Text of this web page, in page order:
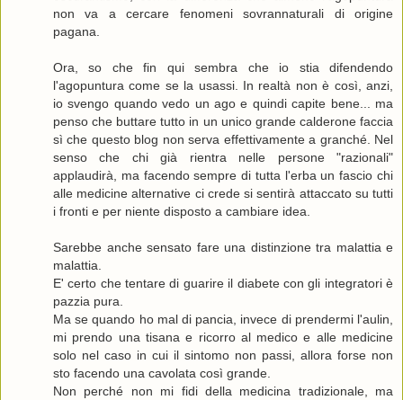
non va a cercare fenomeni sovrannaturali di origine
pagana.
Ora, so che fin qui sembra che io stia difendendo
l'agopuntura come se la usassi. In realtà non è così, anzi,
io svengo quando vedo un ago e quindi capite bene... ma
penso che buttare tutto in un unico grande calderone faccia
sì che questo blog non serva effettivamente a granché. Nel
senso che chi già rientra nelle persone "razionali"
applaudirà, ma facendo sempre di tutta l'erba un fascio chi
alle medicine alternative ci crede si sentirà attaccato su tutti
i fronti e per niente disposto a cambiare idea.
Sarebbe anche sensato fare una distinzione tra malattia e
malattia.
E' certo che tentare di guarire il diabete con gli integratori è
pazzia pura.
Ma se quando ho mal di pancia, invece di prendermi l'aulin,
mi prendo una tisana e ricorro al medico e alle medicine
solo nel caso in cui il sintomo non passi, allora forse non
sto facendo una cavolata così grande.
Non perché non mi fidi della medicina tradizionale, ma